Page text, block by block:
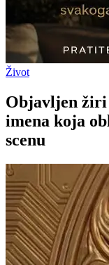
Život
Objavljen žiri
imena koja
scenu